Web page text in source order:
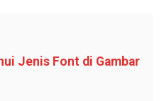
Jenis Font di Gambar